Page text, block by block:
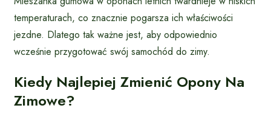
temperaturach, co znacznie pogarsza ich właściwości
jezdne. Dlatego tak ważne jest, aby odpowiednio
wcześnie przygotować swój samochód do zimy.
Kiedy Najlepiej Zmienić Opony Na
Zimowe?